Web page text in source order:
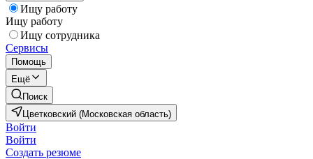
Ищу работу
Ищу работу
Ищу сотрудника
Сервисы
Помощь
Ещё
Поиск
Цветковский (Московская область)
Войти
Войти
Создать резюме